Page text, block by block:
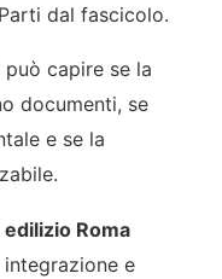
dal fascicolo.
capire se la
documenti, se
e se la
Roma
e